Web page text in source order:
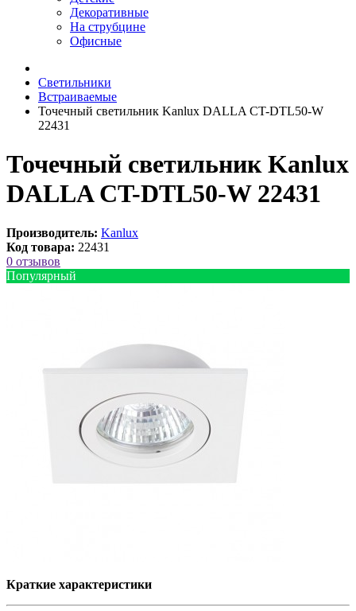
Декоративные
На струбцине
Офисные
Светильники
Встраиваемые
Точечный светильник Kanlux DALLA CT-DTL50-W
22431
Точечный светильник Kanlux
DALLA CT-DTL50-W 22431
Производитель: Kanlux
Код товара: 22431
0 отзывов
Популярный
Краткие характеристики